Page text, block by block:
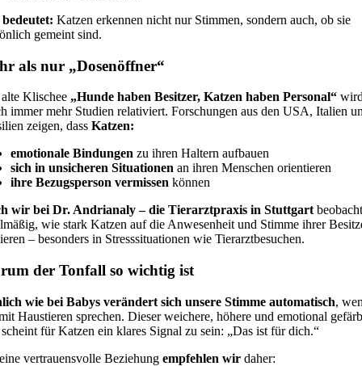
bedeutet: Katzen erkennen nicht nur Stimmen, sondern auch, ob sie
gemeint sind.
als nur „Dosenöffner“
Klischee „Hunde haben Besitzer, Katzen haben Personal“
immer mehr Studien relativiert. Forschungen aus den USA, Italien
zeigen, dass Katzen:
emotionale Bindungen zu ihren Haltern aufbauen
sich in unsicheren Situationen an ihren Menschen orientieren
ihre Bezugsperson vermissen können
wir bei Dr. Andrianaly – die Tierarztpraxis in Stuttgart
wie stark Katzen auf die Anwesenheit und Stimme ihrer
– besonders in Stresssituationen wie Tierarztbesuchen.
der Tonfall so wichtig ist
wie bei Babys verändert sich unsere Stimme automatisch,
Haustieren sprechen. Dieser weichere, höhere und emotional
für Katzen ein klares Signal zu sein: „Das ist für dich.“
vertrauensvolle Beziehung empfehlen wir daher: